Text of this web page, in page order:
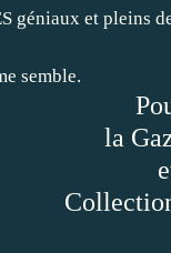
géniaux et pleins
semble.
la